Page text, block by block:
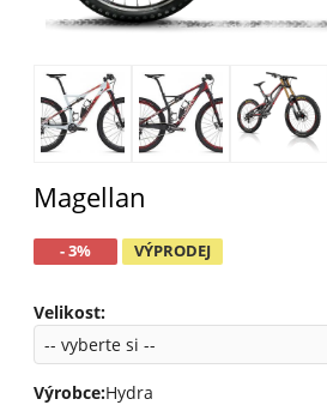
Magellan
- 3% VÝPRODEJ
Velikost:
Výrobce:Hydra